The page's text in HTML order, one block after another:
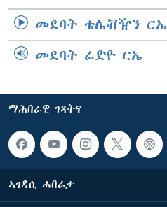
መደባት ቴሌቭዥን ርኤ
መደባት ሬድዮ ርኤ
ማሕበራዊ ገጻትና
ኣገዳሲ ሓበሬታ